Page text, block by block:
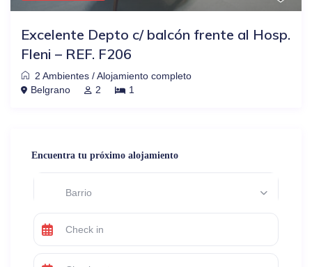
Excelente Depto c/ balcón frente al Hosp.
Fleni – REF. F206
2 Ambientes /Alojamiento completo
Belgrano
2 1
Encuentra tu próximo alojamiento
Barrio